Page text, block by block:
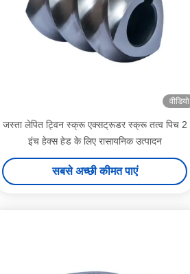
वीडियो
जस्ता लेपित ट्विन स्क्रू एक्सट्रूडर स्क्रू तत्व पिच 2
इंच हेक्स हेड के लिए रासायनिक उत्पादन
सबसे अच्छी कीमत पाएं